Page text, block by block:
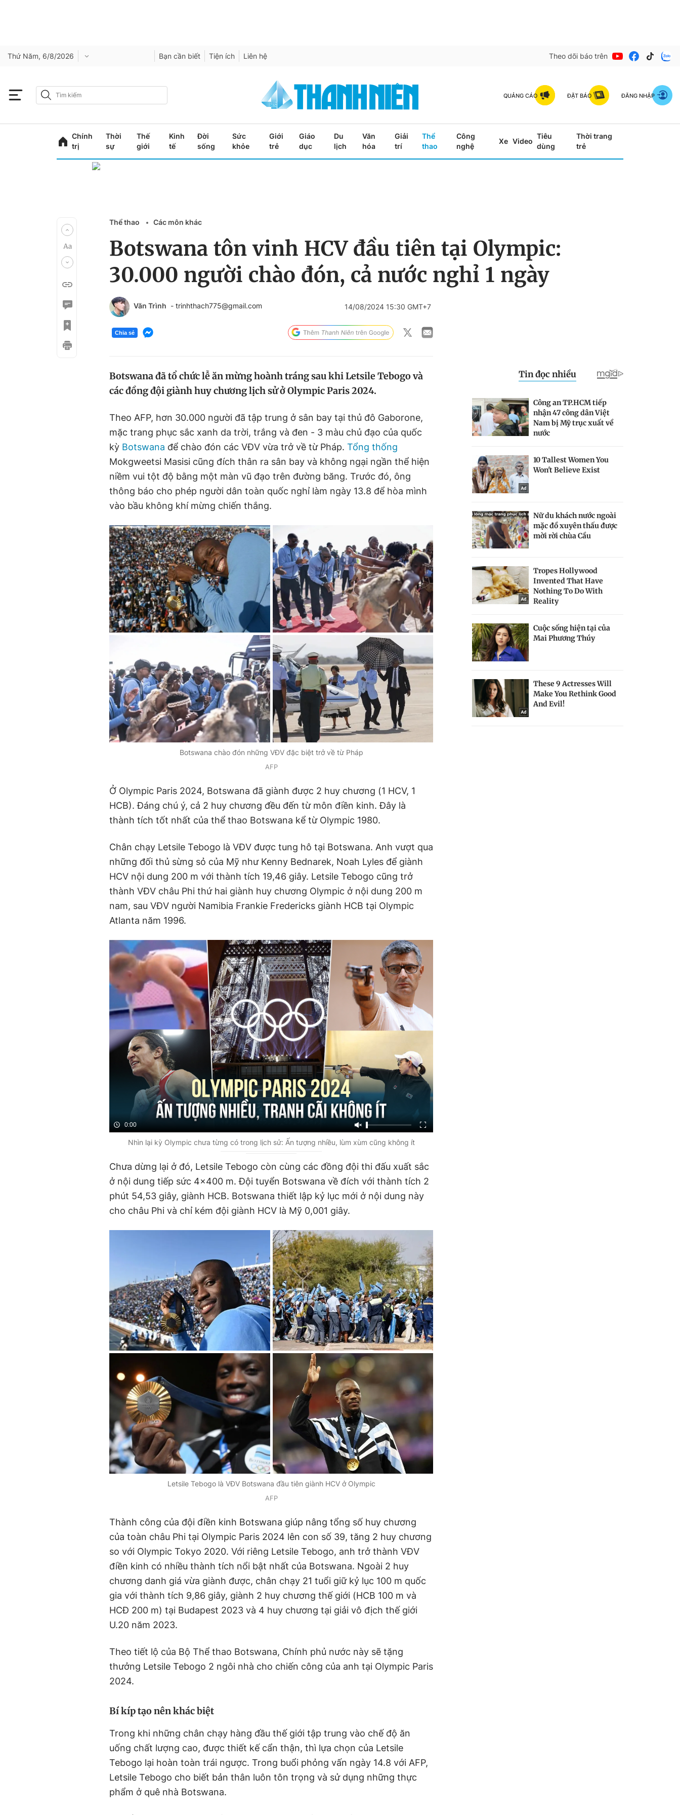
Thứ Năm, 6/8/2026 Bạn cần biết Tiện ích Liên hệ Theo dõi báo trên
QUẢNG CÁO ĐẶT BÁO ĐĂNG NHẬP
Chính
trị
Thời
sự
Thế
giới
Kinh
tế
Đời
sống
Sức
khỏe
Giới
trẻ
Giáo
dục
Du
lịch
Văn
hóa
Giải
trí
Thể
thao
Công
nghệ
Xe Video
Tiêu
dùng
Thời trang
trẻ
Thể thao Các môn khác
Botswana tôn vinh HCV đầu tiên tại Olympic:
30.000 người chào đón, cả nước nghỉ 1 ngày
Văn Trình - trinhthach775@gmail.com 14/08/2024 15:30 GMT+7
Chia sẻ
Botswana đã tổ chức lễ ăn mừng hoành tráng sau khi Letsile Tebogo và
các đồng đội giành huy chương lịch sử ở Olympic Paris 2024.
Theo AFP, hơn 30.000 người đã tập trung ở sân bay tại thủ đô Gaborone,
mặc trang phục sắc xanh da trời, trắng và đen - 3 màu chủ đạo của quốc
kỳ Botswana để chào đón các VĐV vừa trở về từ Pháp. Tổng thống
Mokgweetsi Masisi cũng đích thân ra sân bay và không ngại ngần thể hiện
niềm vui tột độ bằng một màn vũ đạo trên đường băng. Trước đó, ông
thông báo cho phép người dân toàn quốc nghỉ làm ngày 13.8 để hòa mình
vào bầu không khí mừng chiến thắng.
Botswana chào đón những VĐV đặc biệt trở về từ Pháp
AFP
Ở Olympic Paris 2024, Botswana đã giành được 2 huy chương (1 HCV, 1
HCB). Đáng chú ý, cả 2 huy chương đều đến từ môn điền kinh. Đây là
thành tích tốt nhất của thể thao Botswana kể từ Olympic 1980.
Chân chạy Letsile Tebogo là VĐV được tung hô tại Botswana. Anh vượt qua
những đối thủ sừng sỏ của Mỹ như Kenny Bednarek, Noah Lyles để giành
HCV nội dung 200 m với thành tích 19,46 giây. Letsile Tebogo cũng trở
thành VĐV châu Phi thứ hai giành huy chương Olympic ở nội dung 200 m
nam, sau VĐV người Namibia Frankie Fredericks giành HCB tại Olympic
Atlanta năm 1996.
0:00
Nhìn lại kỳ Olympic chưa từng có trong lịch sử: Ấn tượng nhiều, lùm xùm cũng không ít
Chưa dừng lại ở đó, Letsile Tebogo còn cùng các đồng đội thi đấu xuất sắc
ở nội dung tiếp sức 4x400 m. Đội tuyển Botswana về đích với thành tích 2
phút 54,53 giây, giành HCB. Botswana thiết lập kỷ lục mới ở nội dung này
cho châu Phi và chỉ kém đội giành HCV là Mỹ 0,001 giây.
Letsile Tebogo là VĐV Botswana đầu tiên giành HCV ở Olympic
AFP
Thành công của đội điền kinh Botswana giúp nâng tổng số huy chương
của toàn châu Phi tại Olympic Paris 2024 lên con số 39, tăng 2 huy chương
so với Olympic Tokyo 2020. Với riêng Letsile Tebogo, anh trở thành VĐV
điền kinh có nhiều thành tích nổi bật nhất của Botswana. Ngoài 2 huy
chương danh giá vừa giành được, chân chạy 21 tuổi giữ kỷ lục 100 m quốc
gia với thành tích 9,86 giây, giành 2 huy chương thế giới (HCB 100 m và
HCĐ 200 m) tại Budapest 2023 và 4 huy chương tại giải vô địch thế giới
U.20 năm 2023.
Theo tiết lộ của Bộ Thể thao Botswana, Chính phủ nước này sẽ tặng
thưởng Letsile Tebogo 2 ngôi nhà cho chiến công của anh tại Olympic Paris
2024.
Bí kíp tạo nên khác biệt
Trong khi những chân chạy hàng đầu thế giới tập trung vào chế độ ăn
uống chất lượng cao, được thiết kế cẩn thận, thì lựa chọn của Letsile
Tebogo lại hoàn toàn trái ngược. Trong buổi phỏng vấn ngày 14.8 với AFP,
Letsile Tebogo cho biết bản thân luôn tôn trọng và sử dụng những thực
phẩm ở quê nhà Botswana.